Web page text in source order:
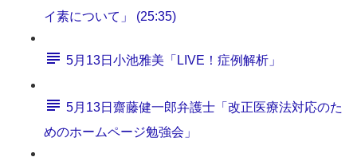
イ素について」 (25:35)
5月13日小池雅美「LIVE！症例解析」
5月13日齋藤健一郎弁護士「改正医療法対応のた
めのホームページ勉強会」